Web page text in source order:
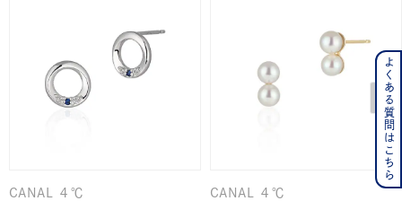
CANAL ４℃ CANAL ４℃
よくある質問はこちら